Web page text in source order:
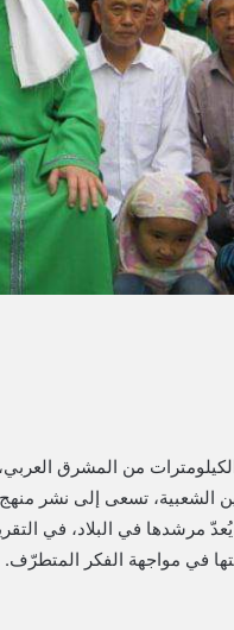
من المشرق
الشعبية، تسعى إلى نشر
مرشدها في البلاد، في
في مواجهة الفكر المتطرّف.